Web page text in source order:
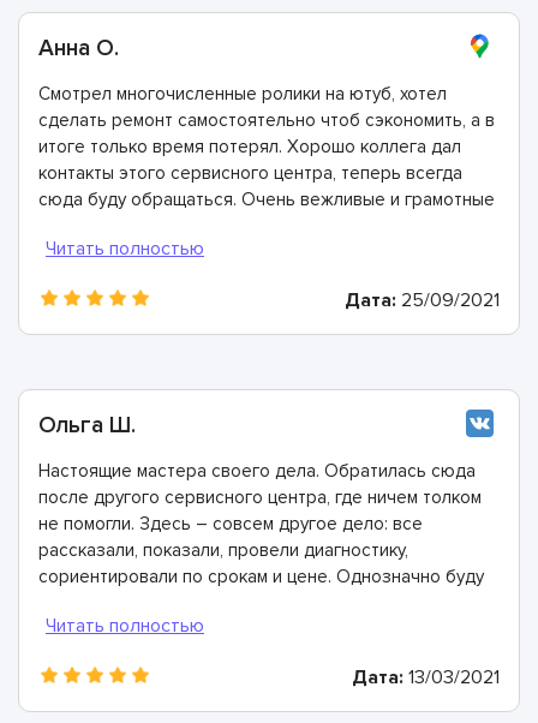
Анна О.
Смотрел многочисленные ролики на ютуб, хотел
сделать ремонт самостоятельно чтоб сэкономить, а в
итоге только время потерял. Хорошо коллега дал
контакты этого сервисного центра, теперь всегда
сюда буду обращаться. Очень вежливые и грамотные
гарантию.
Дата: 25/09/2021
Ольга Ш.
Настоящие мастера своего дела. Обратилась сюда
после другого сервисного центра, где ничем толком
не помогли. Здесь – совсем другое дело: все
рассказали, показали, провели диагностику,
сориентировали по срокам и цене. Однозначно буду
Дата: 13/03/2021